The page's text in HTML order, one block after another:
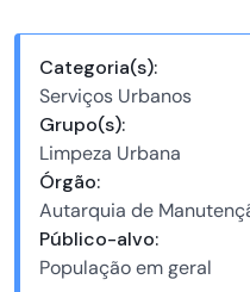
Categoria(s):
Serviços Urbanos
Grupo(s):
Limpeza Urbana
Órgão:
Autarquia de
Público-alvo:
População em geral